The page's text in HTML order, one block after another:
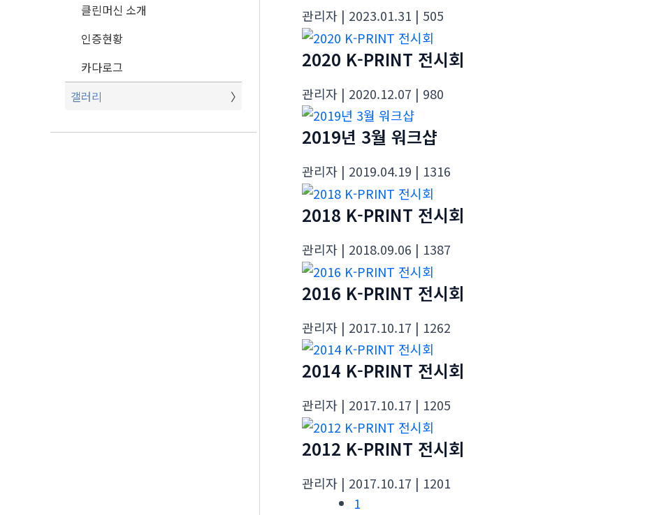
클린머신 소개
인증현황
카다로그
갤러리
관리자 | 2023.01.31 | 505
2020 K-PRINT 전시회
관리자 | 2020.12.07 | 980
2019년 3월 워크샵
관리자 | 2019.04.19 | 1316
2018 K-PRINT 전시회
관리자 | 2018.09.06 | 1387
2016 K-PRINT 전시회
관리자 | 2017.10.17 | 1262
2014 K-PRINT 전시회
관리자 | 2017.10.17 | 1205
2012 K-PRINT 전시회
관리자 | 2017.10.17 | 1201
1